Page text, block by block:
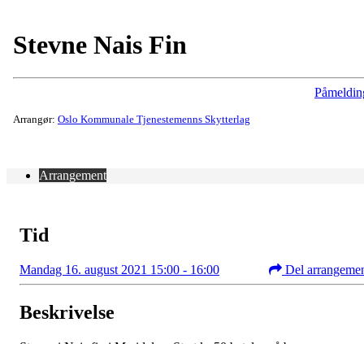
Stevne Nais Fin
Arrangør: Oslo Kommunale Tjenestemenns Skytterlag
Arrangement
Tid
Mandag 16. august 2021 15:00 - 16:00 Del
Beskrivelse